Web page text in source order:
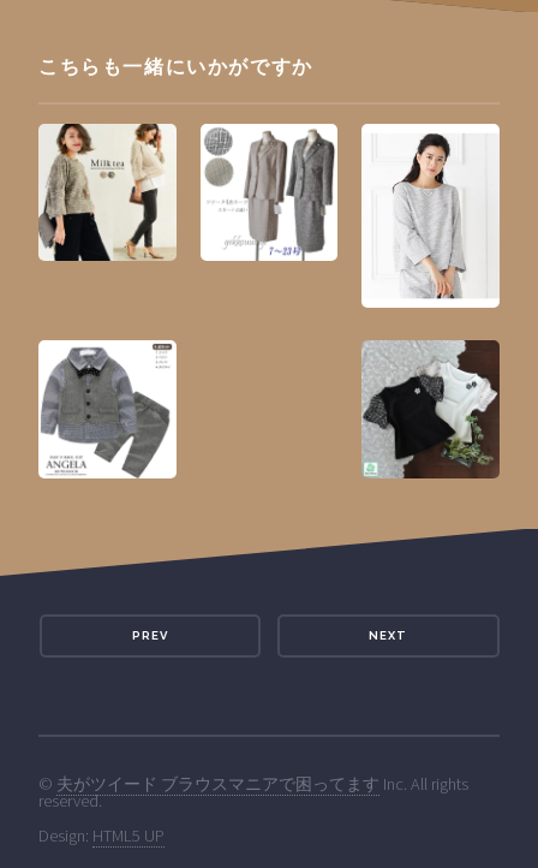
こちらも一緒にいかがですか
PREV NEXT
© 夫がツイード ブラウスマニアで困ってます Inc. All rights
reserved.
Design: HTML5 UP